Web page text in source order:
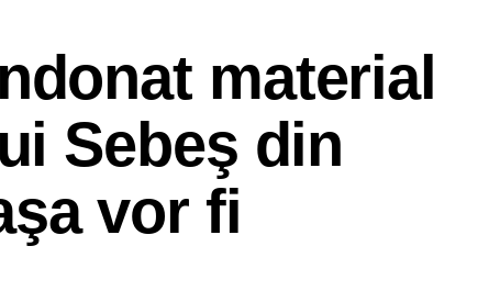
material
Sebeş din
vor fi